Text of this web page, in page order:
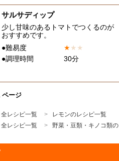
サルサディップ
少し甘味のあるトマトでつくるのが
おすすめです。
●難易度
★★ ★
●調理時間
30分
ページ
全レシピ一覧
レモンのレシピ一覧
全レシピ一覧 野菜・豆類・キノコ類